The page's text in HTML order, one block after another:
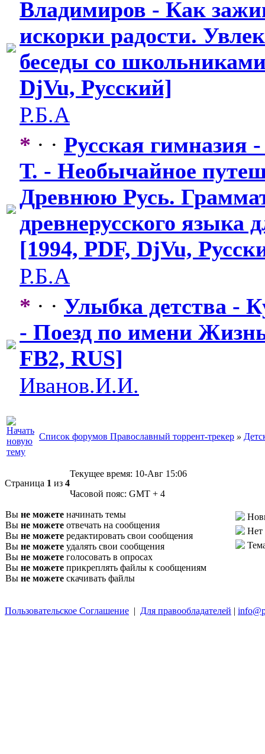
Владимиров - Как
искорки радости.
беседы со
DjVu, Русский]
Р.Б.А
* · · Русская гимназия
Т. - Необычайное
Древнюю Русь.
древнерусско​го языка
[1994, PDF, DjVu,
Р.Б.А
* · · Улыбка детства -
- Поезд по имени
FB2, RUS]
Иванов.И.И.
Список форумов Православный торрент-трекер »
Страница 1 из 4
Текущее время: 10-Авг 15:06
Часовой пояс: GMT + 4
Вы не можете начинать темы
Вы не можете отвечать на сообщения
Вы не можете редактировать свои сообщения
Вы не можете удалять свои сообщения
Вы не можете голосовать в опросах
Вы не можете прикреплять файлы к сообщениям
Вы не можете скачивать файлы
Нет
Пользовательское Соглашение | Для правообладателей |